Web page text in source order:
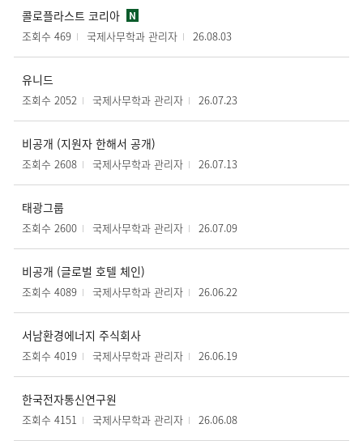
콜로플라스트 코리아 N
조회수 469 국제사무학과 관리자 26.08.03
유니드
조회수 2052 국제사무학과 관리자 26.07.23
비공개 (지원자 한해서 공개)
조회수 2608 국제사무학과 관리자 26.07.13
태광그룹
조회수 2600 국제사무학과 관리자 26.07.09
비공개 (글로벌 호텔 체인)
조회수 4089 국제사무학과 관리자 26.06.22
서남환경에너지 주식회사
조회수 4019 국제사무학과 관리자 26.06.19
한국전자통신연구원
조회수 4151 국제사무학과 관리자 26.06.08